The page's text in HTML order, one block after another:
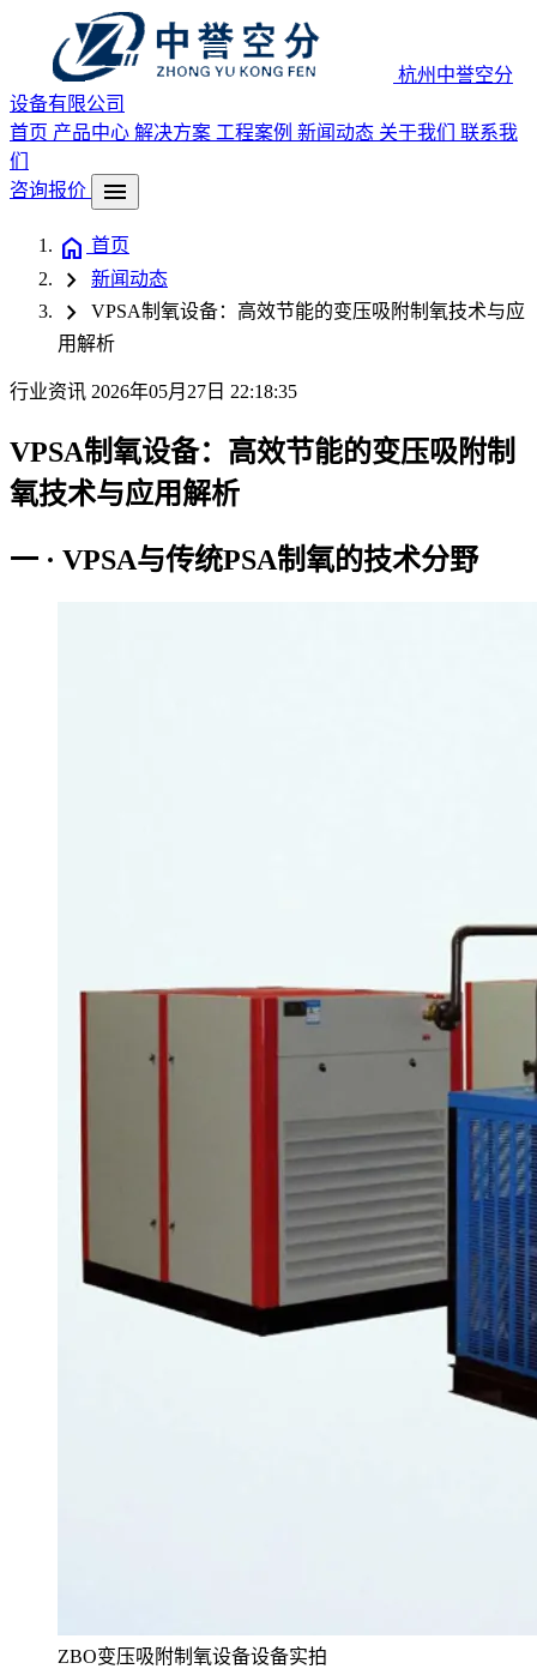
杭州中誉空分
设备有限公司
首页 产品中心 解决方案 工程案例 新闻动态 关于我们 联系我
们
咨询报价
menu
home 首页
chevron_right 新闻动态
chevron_right
VPSA制氧设备：高效节能的变压吸附制氧技术与应
用解析
行业资讯 2026年05月27日 22:18:35
VPSA制氧设备：高效节能的变压吸附制
氧技术与应用解析
一 · VPSA与传统PSA制氧的技术分野
ZBO变压吸附制氧设备设备实拍